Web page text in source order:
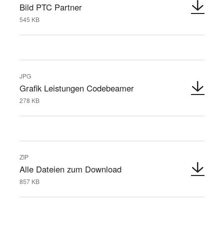
Bild PTC Partner
545 KB
JPG
Grafik Leistungen Codebeamer
278 KB
ZIP
Alle Dateien zum Download
857 KB